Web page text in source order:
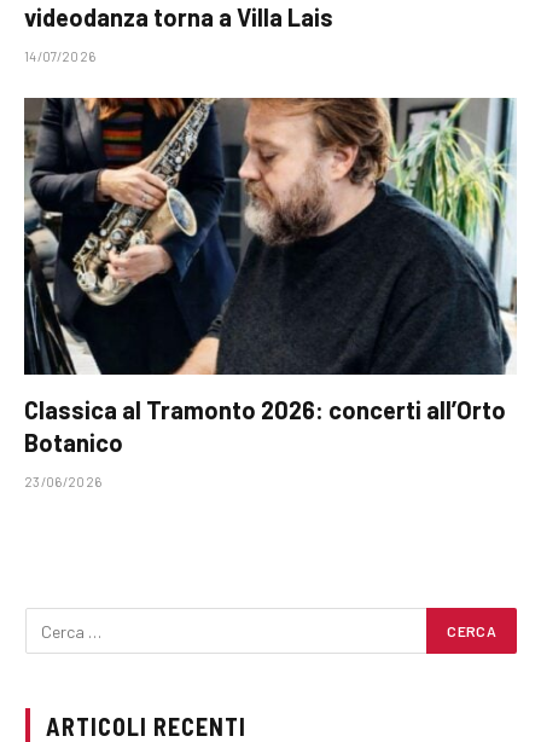
videodanza torna a Villa Lais
14/07/2026
Classica al Tramonto 2026: concerti all’Orto
Botanico
23/06/2026
ARTICOLI RECENTI